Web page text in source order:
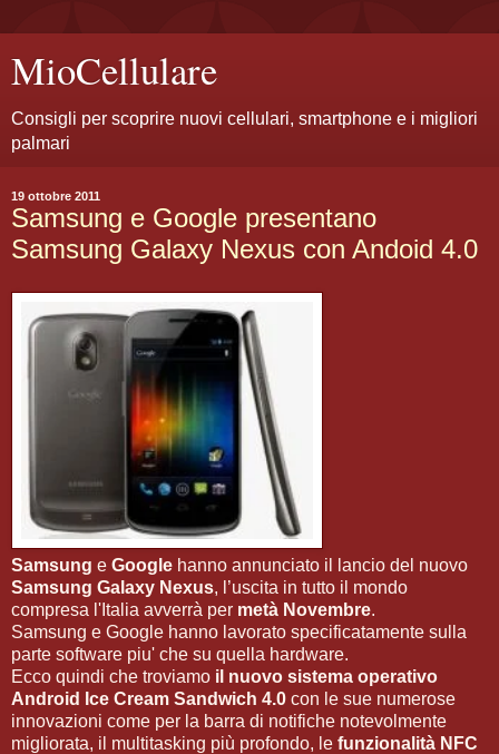
MioCellulare
Consigli per scoprire nuovi cellulari, smartphone e i migliori
palmari
19 ottobre 2011
Samsung e Google presentano
Samsung Galaxy Nexus con Andoid 4.0
Samsung e Google hanno annunciato il lancio del nuovo
Samsung Galaxy Nexus, l’uscita in tutto il mondo
compresa l'Italia avverrà per metà Novembre.
Samsung e Google hanno lavorato specificatamente sulla
parte software piu' che su quella hardware.
Ecco quindi che troviamo il nuovo sistema operativo
Android Ice Cream Sandwich 4.0 con le sue numerose
innovazioni come per la barra di notifiche notevolmente
migliorata, il multitasking più profondo, le funzionalità NFC